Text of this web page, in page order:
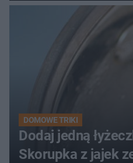
DOMOWE TRIKI
Dodaj jedną
Skorupka z jajek